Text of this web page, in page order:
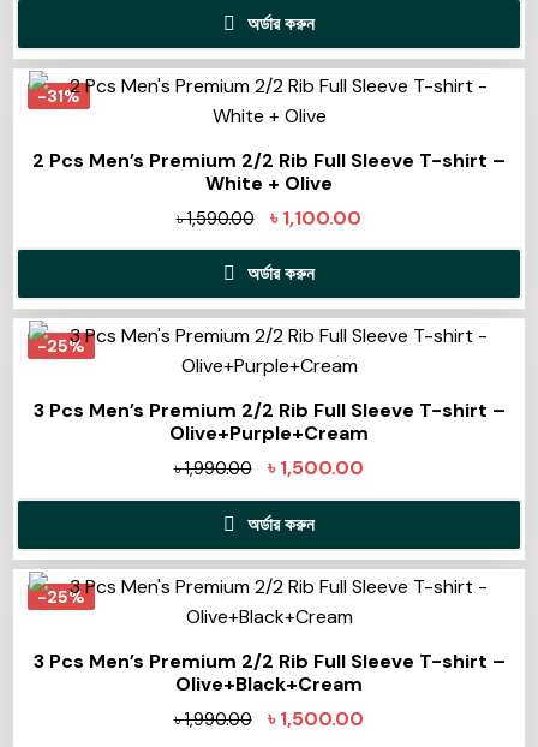
অর্ডার করুন
-31%
2 Pcs Men’s Premium 2/2 Rib Full Sleeve T-shirt –
White + Olive
৳1,590.00 ৳1,100.00
অর্ডার করুন
-25%
3 Pcs Men’s Premium 2/2 Rib Full Sleeve T-shirt –
Olive+Purple+Cream
৳1,990.00 ৳1,500.00
অর্ডার করুন
-25%
3 Pcs Men’s Premium 2/2 Rib Full Sleeve T-shirt –
Olive+Black+Cream
৳1,990.00 ৳1,500.00